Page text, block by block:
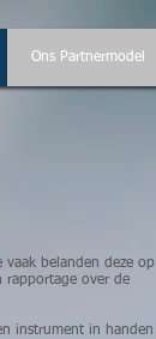
Ons Partnermodel
belanden deze op
rapportage over de
instrument in handen